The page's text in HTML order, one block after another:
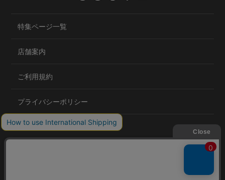
特集ページ一覧
店舗案内
ご利用規約
プライバシーポリシー
特定商取引法について